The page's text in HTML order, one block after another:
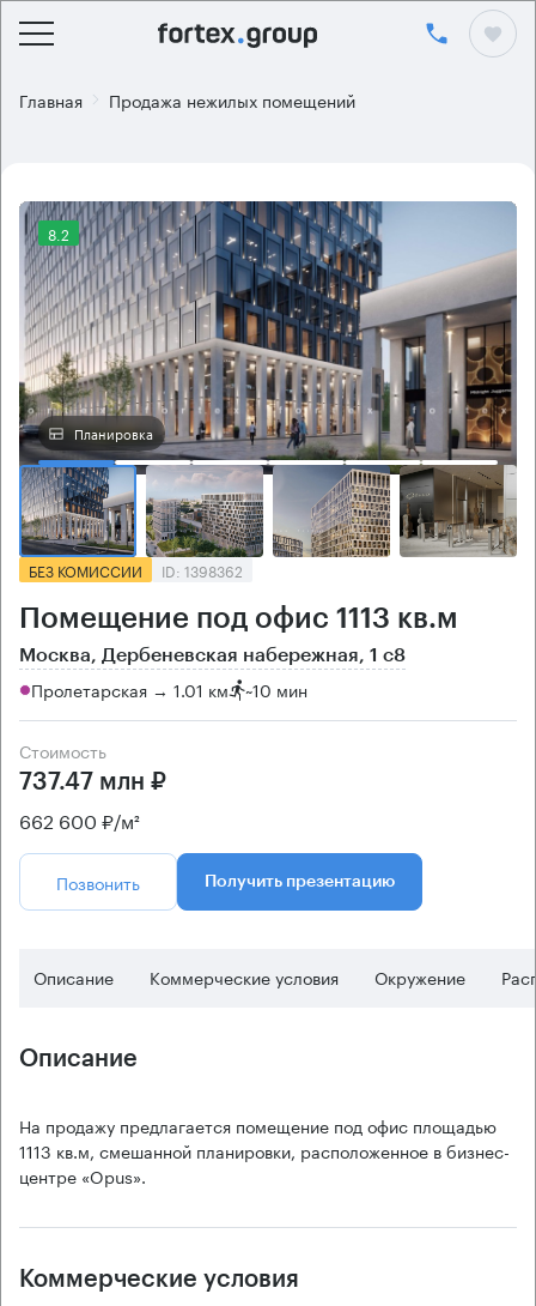
Главная Продажа нежилых помещений
8.2
Планировка
БЕЗ КОМИССИИ ID: 1398362
Помещение под офис 1113 кв.м
Москва, Дербеневская набережная, 1 с8
Пролетарская → 1.01 км ~10 мин
Стоимость
737.47 млн ₽
662 600 ₽/м²
Позвонить Получить презентацию
Описание Коммерческие условия Окружение
Описание
На продажу предлагается помещение под офис площадью
1113 кв.м, смешанной планировки, расположенное в бизнес-
центре «Opus».
Коммерческие условия